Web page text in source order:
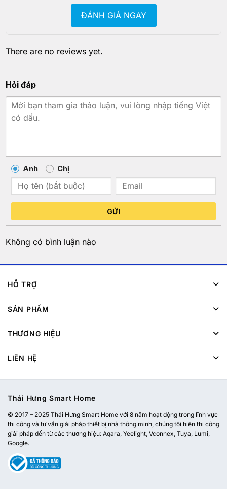
ĐÁNH GIÁ NGAY
There are no reviews yet.
Hỏi đáp
Anh Chị
GỬI
Không có bình luận nào
HỖ TRỢ
SẢN PHẨM
THƯƠNG HIỆU
LIÊN HỆ
Thái Hưng Smart Home
© 2017 – 2025 Thái Hưng Smart Home với 8 năm hoạt động trong lĩnh vực
thi công và tư vấn giải pháp thiết bị nhà thông minh, chúng tôi hiện thi công
giải pháp đến từ các thương hiệu: Aqara, Yeelight, Vconnex, Tuya, Lumi,
Google.